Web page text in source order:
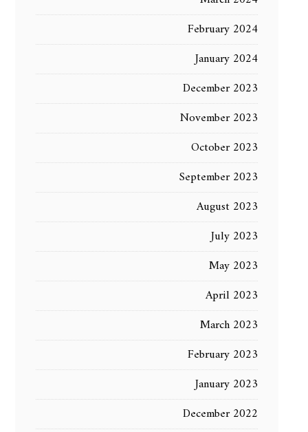
February 2024
January 2024
December 2023
November 2023
October 2023
September 2023
August 2023
July 2023
May 2023
April 2023
March 2023
February 2023
January 2023
December 2022